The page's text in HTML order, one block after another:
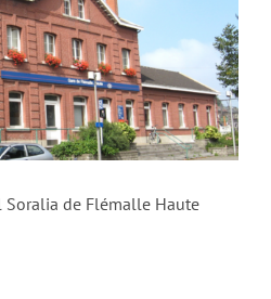
Flémalle Haute
de Flémalle Haute